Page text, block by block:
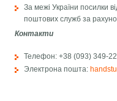
За межі України посилки
поштових служб за
Контакти
Телефон: +38 (093) 349-
Электрона пошта: